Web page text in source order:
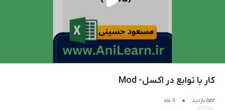
کار با توابع در اکسل- Mod
552 بازدید